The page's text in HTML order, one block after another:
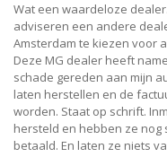
Wat een waardeloze
adviseren een andere
Amsterdam te kiezen voor
Deze MG dealer heeft
schade gereden aan mijn
laten herstellen en de
worden. Staat op schrift.
hersteld en hebben ze
betaald. En laten ze niets